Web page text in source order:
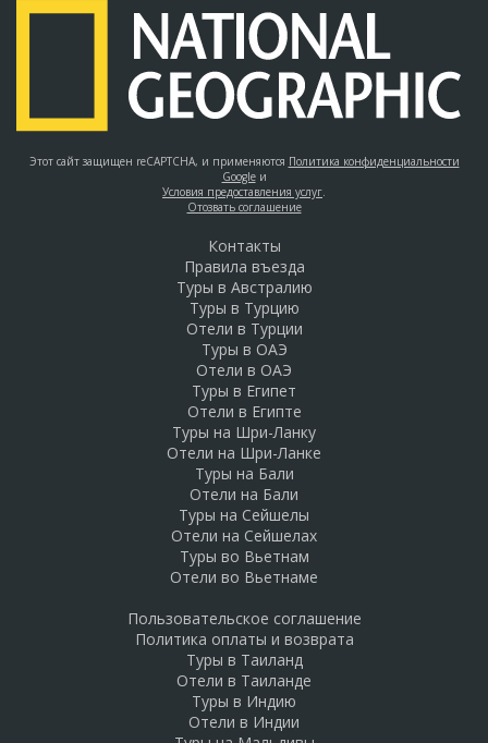
Этот сайт защищен reCAPTCHA, и применяются Политика конфиденциальности
Googleи
Условия предоставления услуг.
Отозвать соглашение
Контакты
Правила въезда
Туры в Австралию
Туры в Турцию
Отели в Турции
Туры в ОАЭ
Отели в ОАЭ
Туры в Египет
Отели в Египте
Туры на Шри-Ланку
Отели на Шри-Ланке
Туры на Бали
Отели на Бали
Туры на Сейшелы
Отели на Сейшелах
Туры во Вьетнам
Отели во Вьетнаме
Пользовательское соглашение
Политика оплаты и возврата
Туры в Таиланд
Отели в Таиланде
Туры в Индию
Отели в Индии